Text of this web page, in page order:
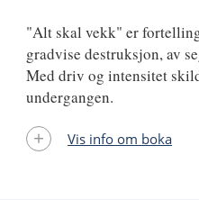
"Alt skal vekk" er
gradvise destruksjon, av
Med driv og intensitet
undergangen.
Vis info om boka